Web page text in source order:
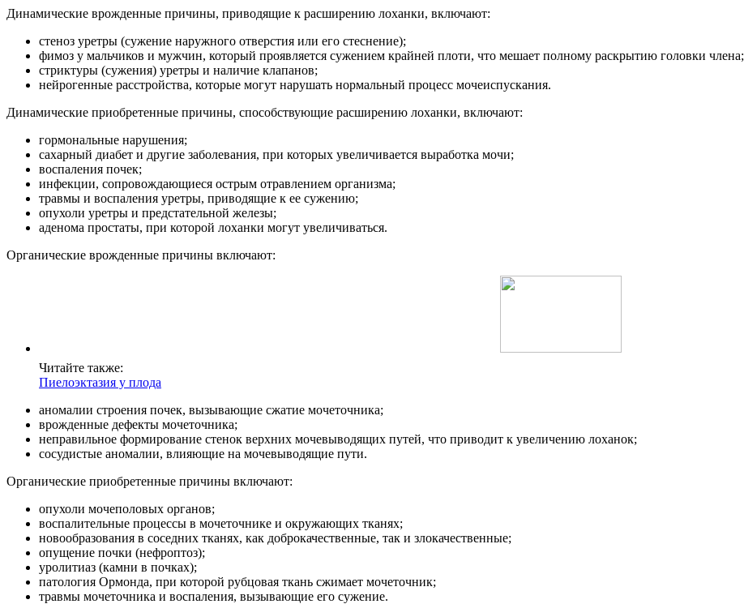
Динамические врожденные причины, приводящие к расширению лоханки, включают:
стеноз уретры (сужение наружного отверстия или его стеснение);
фимоз у мальчиков и мужчин, который проявляется сужением крайней плоти, что мешает полному раскрытию головки члена;
стриктуры (сужения) уретры и наличие клапанов;
нейрогенные расстройства, которые могут нарушать нормальный процесс мочеиспускания.
Динамические приобретенные причины, способствующие расширению лоханки, включают:
гормональные нарушения;
сахарный диабет и другие заболевания, при которых увеличивается выработка мочи;
воспаления почек;
инфекции, сопровождающиеся острым отравлением организма;
травмы и воспаления уретры, приводящие к ее сужению;
опухоли уретры и предстательной железы;
аденома простаты, при которой лоханки могут увеличиваться.
Органические врожденные причины включают:
Читайте также:
Пиелоэктазия у плода
аномалии строения почек, вызывающие сжатие мочеточника;
врожденные дефекты мочеточника;
неправильное формирование стенок верхних мочевыводящих путей, что приводит к увеличению лоханок;
сосудистые аномалии, влияющие на мочевыводящие пути.
Органические приобретенные причины включают:
опухоли мочеполовых органов;
воспалительные процессы в мочеточнике и окружающих тканях;
новообразования в соседних тканях, как доброкачественные, так и злокачественные;
опущение почки (нефроптоз);
уролитиаз (камни в почках);
патология Ормонда, при которой рубцовая ткань сжимает мочеточник;
травмы мочеточника и воспаления, вызывающие его сужение.